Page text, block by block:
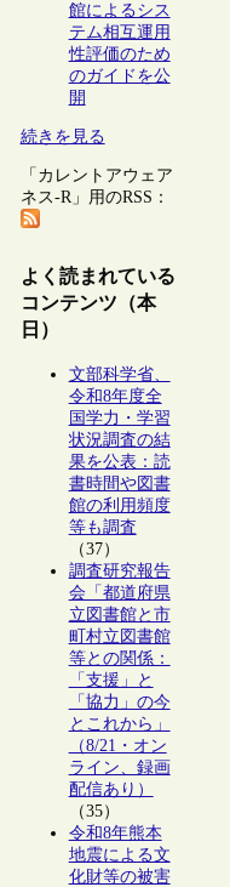
館によるシス
テム相互運用
性評価のため
のガイドを公
開
続きを見る
「カレントアウェア
ネス-R」用のRSS：
よく読まれている
コンテンツ（本
日）
文部科学省、
令和8年度全
国学力・学習
状況調査の結
果を公表：読
書時間や図書
館の利用頻度
等も調査
（37）
調査研究報告
会「都道府県
立図書館と市
町村立図書館
等との関係：
「支援」と
「協力」の今
とこれから」
（8/21・オン
ライン、録画
配信あり）
（35）
令和8年熊本
地震による文
化財等の被害